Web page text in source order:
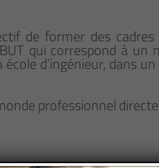
de former des
qui correspond à
d’ingénieur, dans
professionnel